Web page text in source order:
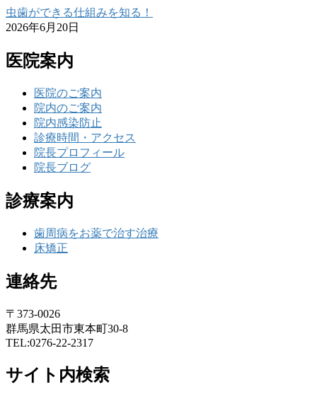
虫歯ができる仕組みを知る！
2026年6月20日
医院案内
医院のご案内
院内のご案内
院内感染防止
診療時間・アクセス
院長プロフィール
院長ブログ
診療案内
歯周病をお薬で治す治療
床矯正
連絡先
〒373-0026
群馬県太田市東本町30-8
TEL:0276-22-2317
サイト内検索